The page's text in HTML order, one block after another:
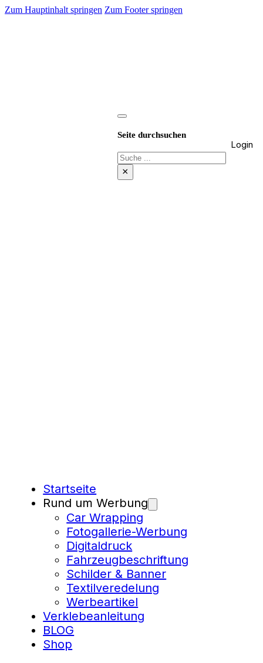
Zum Hauptinhalt springen Zum Footer springen
Seite durchsuchen
Suchen
×
Login
Startseite
Rund um Werbung
Car Wrapping
Fotogallerie-Werbung
Digitaldruck
Fahrzeugbeschriftung
Schilder & Banner
Textilveredelung
Werbeartikel
Verklebeanleitung
BLOG
Shop